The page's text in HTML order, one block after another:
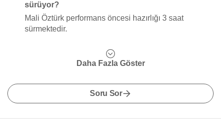
sürüyor?
Mali Öztürk performans öncesi hazırlığı 3 saat
sürmektedir.
Daha Fazla Göster
Soru Sor